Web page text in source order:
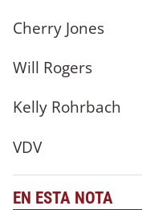
Cherry Jones
Will Rogers
Kelly Rohrbach
VDV
EN ESTA NOTA